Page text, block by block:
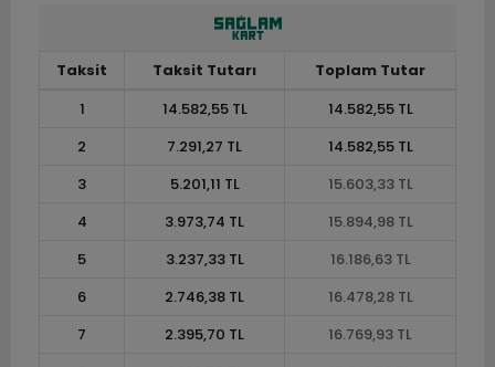
Taksit Taksit Tutarı
Toplam Tutar
1
14.582,55 TL
14.582,55 TL
2
7.291,27 TL
14.582,55 TL
3
5.201,11 TL
15.603,33 TL
4
3.973,74 TL
15.894,98 TL
5
3.237,33 TL
16.186,63 TL
6
2.746,38 TL
16.478,28 TL
7
2.395,70 TL
16.769,93 TL